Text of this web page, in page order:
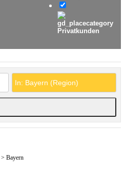
Privatkunden
> Bayern